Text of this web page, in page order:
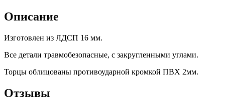
Описание
Изготовлен из ЛДСП 16 мм.
Все детали травмобезопасные, с закругленными углами.
Торцы облицованы противоударной кромкой ПВХ 2мм.
Отзывы